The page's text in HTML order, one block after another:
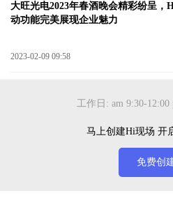
大旺光电2023年春酒晚会精彩纷呈，
动功能完美展现企业魅力
2023-02-09 09:58
工作日: am 9:30-12:00
马上创建Hi现场 开
免费创